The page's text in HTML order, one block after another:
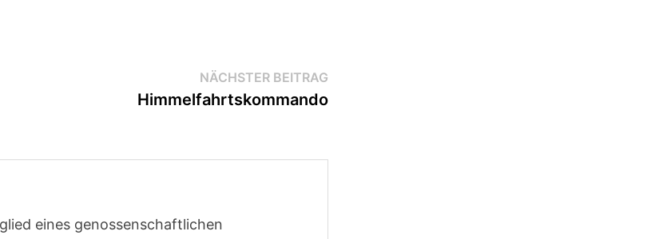
NÄCHSTER BEITRAGNächster
Beitrag:
Himmelfahrtskommando
eines genossenschaftlichen